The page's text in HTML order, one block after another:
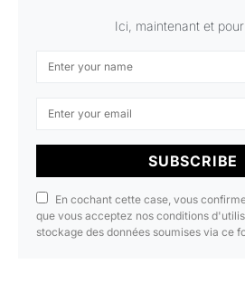
Ici, maintenant et pour
SUBSCRIBE
En cochant cette case, vous
que vous acceptez nos conditions
stockage des données soumises via ce